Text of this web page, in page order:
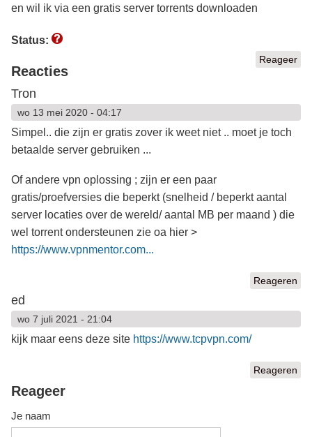
en wil ik via een gratis server torrents downloaden
Status:
Reageer
Reacties
Tron
wo 13 mei 2020 - 04:17
Simpel.. die zijn er gratis zover ik weet niet .. moet je toch
betaalde server gebruiken ...
Of andere vpn oplossing ; zijn er een paar
gratis/proefversies die beperkt (snelheid / beperkt aantal
server locaties over de wereld/ aantal MB per maand ) die
wel torrent ondersteunen zie oa hier >
https://www.vpnmentor.com...
Reageren
ed
wo 7 juli 2021 - 21:04
kijk maar eens deze site https://www.tcpvpn.com/
Reageren
Reageer
Je naam